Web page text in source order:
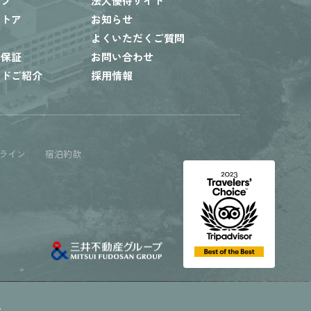
ア
証
ご紹介
お知らせ
よくいただくご質問
お問い合わせ
採用情報
イン 宿泊約款